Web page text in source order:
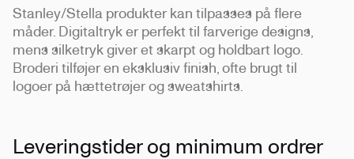
Stanley/Stella produkter kan tilpasses på flere
måder. Digitaltryk er perfekt til farverige designs,
mens silketryk giver et skarpt og holdbart logo.
Broderi tilføjer en eksklusiv finish, ofte brugt til
logoer på hættetrøjer og sweatshirts.
Leveringstider og minimum ordrer